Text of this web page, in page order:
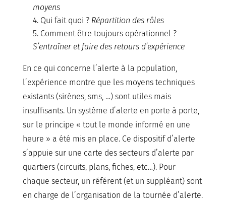
moyens
4. Qui fait quoi ? Répartition des rôles
5. Comment être toujours opérationnel ?
S’entraîner et faire des retours d’expérience
En ce qui concerne l’alerte à la population,
l’expérience montre que les moyens techniques
existants (sirènes, sms, …) sont utiles mais
insuffisants. Un système d’alerte en porte à porte,
sur le principe « tout le monde informé en une
heure » a été mis en place. Ce dispositif d’alerte
s’appuie sur une carte des secteurs d’alerte par
quartiers (circuits, plans, fiches, etc…). Pour
chaque secteur, un référent (et un suppléant) sont
en charge de l’organisation de la tournée d’alerte.